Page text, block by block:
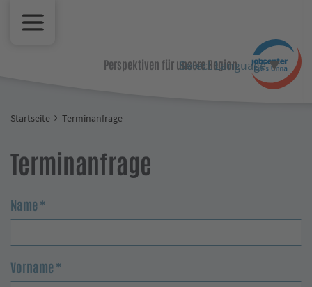
Select Language▼
Perspektiven für unsere Region.
Startseite Terminanfrage
Terminanfrage
Name*
Vorname*